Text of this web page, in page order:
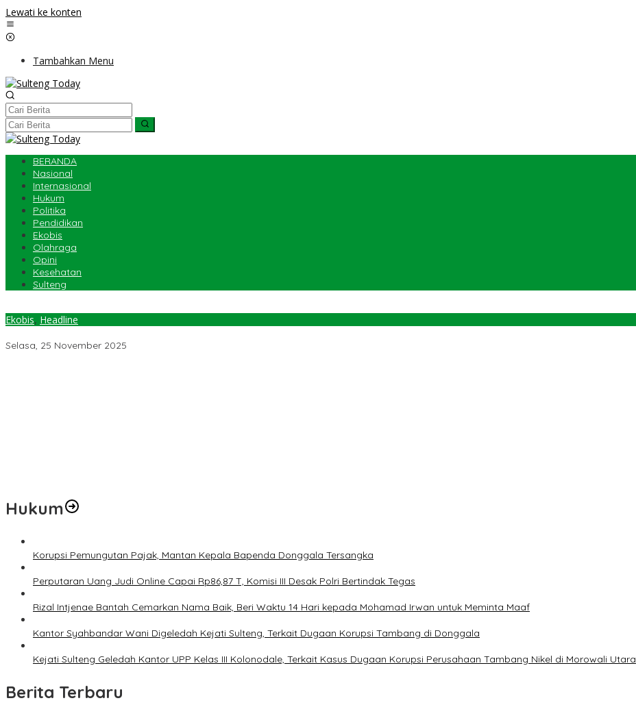
Lewati ke konten
Tambahkan Menu
BERANDA
Nasional
Internasional
Hukum
Politika
Pendidikan
Ekobis
Olahraga
Opini
Kesehatan
Sulteng
Ekobis, Headline
Selasa, 25 November 2025
Hukum
Korupsi Pemungutan Pajak, Mantan Kepala Bapenda Donggala Tersangka
Perputaran Uang Judi Online Capai Rp86,87 T, Komisi III Desak Polri Bertindak Tegas
Rizal Intjenae Bantah Cemarkan Nama Baik, Beri Waktu 14 Hari kepada Mohamad Irwan untuk Meminta Maaf
Kantor Syahbandar Wani Digeledah Kejati Sulteng, Terkait Dugaan Korupsi Tambang di Donggala
Kejati Sulteng Geledah Kantor UPP Kelas III Kolonodale, Terkait Kasus Dugaan Korupsi Perusahaan Tambang Nikel di Morowali Utara
Berita Terbaru